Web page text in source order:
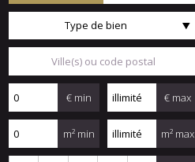
Type de bien
€ min € max
m² min m² max